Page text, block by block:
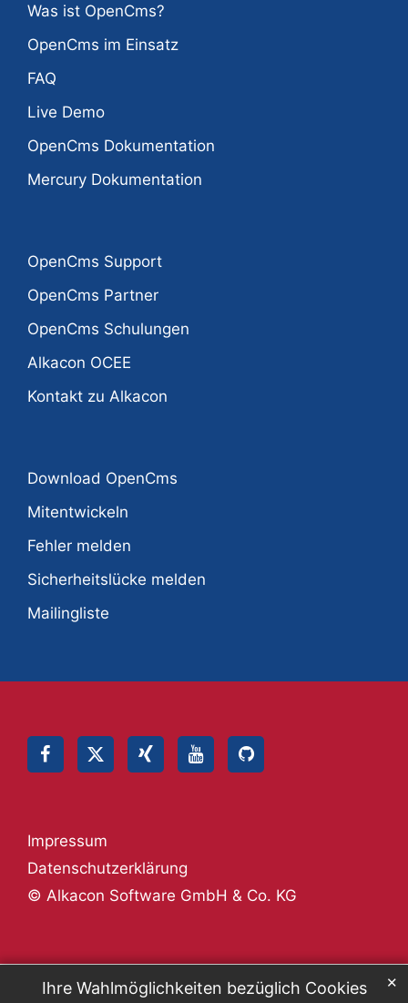
Ihre Wahlmöglichkeiten bezüglich Cookies ✕
Was ist OpenCms?
OpenCms im Einsatz
FAQ
Live Demo
OpenCms Dokumentation
Mercury Dokumentation
OpenCms Support
OpenCms Partner
OpenCms Schulungen
Alkacon OCEE
Kontakt zu Alkacon
Download OpenCms
Mitentwickeln
Fehler melden
Sicherheitslücke melden
Mailingliste
© Alkacon Software GmbH & Co. KG
Datenschutzerklärung
Impressum